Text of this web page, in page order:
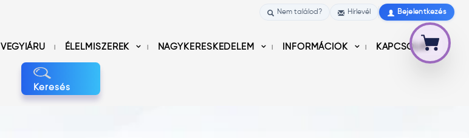
Nem találod? Hírlevél Bejelentkezés
VEGYIÁRU ÉLELMISZEREK NAGYKERESKEDELEM INFORMÁCIÓK KAPCSOLAT
Keresés